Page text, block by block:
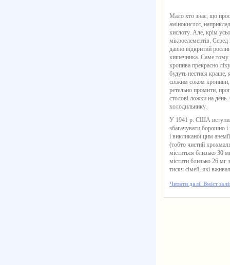
Мало хто знає, що
амінокислот,
кислоту. Але, крім
мікроелементів.
давно відкритий
кишечника. Саме тому
кропива прекрасно
будуть нестися краще,
свіжим соком кропиви,
ретельно промити,
столові ложки на
холодильнику.
У 1941 р. США
збагачувати борошно і
і викликаної цим
(тобто чистий
міститься близько 30
містити близько 26 мг
тисяч сімей, які
Читати далі. Вміст